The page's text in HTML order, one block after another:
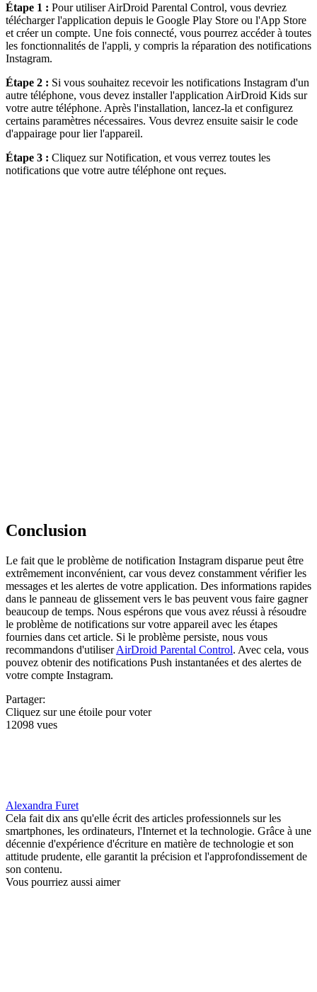
Étape 1 : Pour utiliser AirDroid Parental Control, vous devriez
télécharger l'application depuis le Google Play Store ou l'App Store
et créer un compte. Une fois connecté, vous pourrez accéder à toutes
les fonctionnalités de l'appli, y compris la réparation des notifications
Instagram.
Étape 2 : Si vous souhaitez recevoir les notifications Instagram d'un
autre téléphone, vous devez installer l'application AirDroid Kids sur
votre autre téléphone. Après l'installation, lancez-la et configurez
certains paramètres nécessaires. Vous devrez ensuite saisir le code
d'appairage pour lier l'appareil.
Étape 3 : Cliquez sur Notification, et vous verrez toutes les
notifications que votre autre téléphone ont reçues.
Conclusion
Le fait que le problème de notification Instagram disparue peut être
extrêmement inconvénient, car vous devez constamment vérifier les
messages et les alertes de votre application. Des informations rapides
dans le panneau de glissement vers le bas peuvent vous faire gagner
beaucoup de temps. Nous espérons que vous avez réussi à résoudre
le problème de notifications sur votre appareil avec les étapes
fournies dans cet article. Si le problème persiste, nous vous
recommandons d'utiliserAirDroid Parental Control. Avec cela, vous
pouvez obtenir des notifications Push instantanées et des alertes de
votre compte Instagram.
Partager:
Cliquez sur une étoile pour voter
12098 vues
Alexandra Furet
Cela fait dix ans qu'elle écrit des articles professionnels sur les
smartphones, les ordinateurs, l'Internet et la technologie. Grâce à une
décennie d'expérience d'écriture en matière de technologie et son
attitude prudente, elle garantit la précision et l'approfondissement de
son contenu.
Vous pourriez aussi aimer